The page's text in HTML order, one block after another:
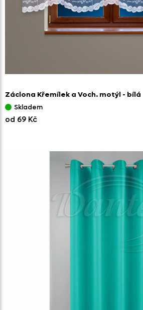
Záclona Křemílek a Voch. motýl - bílá
Skladem
od 69 Kč